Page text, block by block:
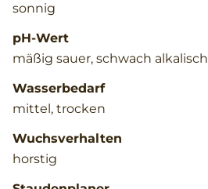
sonnig
pH-Wert
mäßig sauer, schwach alkalisch
Wasserbedarf
mittel, trocken
Wuchsverhalten
horstig